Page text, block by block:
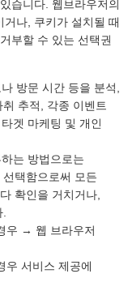
습니다. 웹브라우저의
나, 쿠키가 설치될 때
부할 수 있는 선택권
방문 시간 등을 분석,
추적, 각종 이벤트
겟 마케팅 및 개인
는 방법으로는
택함으로써 모든
확인을 거치거나,
우 → 웹 브라우저
우 서비스 제공에